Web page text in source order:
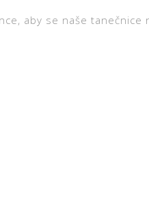
aby se naše tanečnice